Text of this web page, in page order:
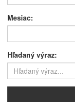
Mesiac:
Hľadaný výraz: